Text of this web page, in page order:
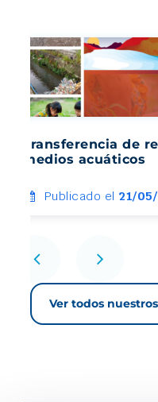
Transferencia de
medios acuáticos
Publicado el 21/
Ver todos